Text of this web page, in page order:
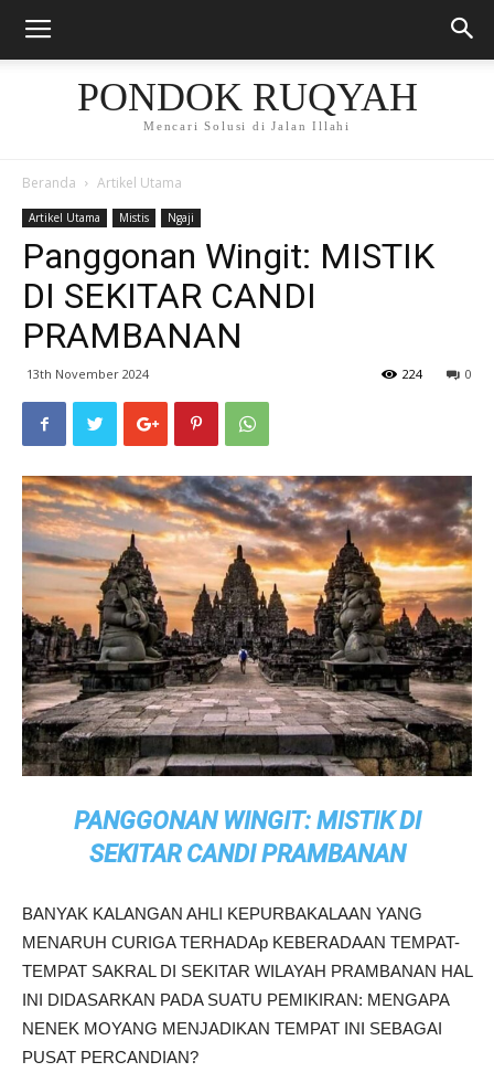
PONDOK RUQYAH
Mencari Solusi di Jalan Illahi
Beranda Artikel Utama
Artikel Utama Mistis Ngaji
Panggonan Wingit: MISTIK
DI SEKITAR CANDI
PRAMBANAN
13th November 2024 0
224
PANGGONAN WINGIT: MISTIK DI
SEKITAR CANDI PRAMBANAN
BANYAK KALANGAN AHLI KEPURBAKALAAN YANG
MENARUH CURIGA TERHADAp KEBERADAAN TEMPAT-
TEMPAT SAKRAL DI SEKITAR WILAYAH PRAMBANAN HAL
INI DIDASARKAN PADA SUATU PEMIKIRAN: MENGAPA
NENEK MOYANG MENJADIKAN TEMPAT INI SEBAGAI
PUSAT PERCANDIAN?